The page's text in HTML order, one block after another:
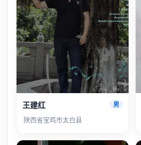
王建红 男
陕西省宝鸡市太白县